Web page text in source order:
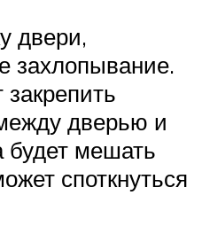
двери,
захлопывание.
дверью и
будет мешать
споткнуться